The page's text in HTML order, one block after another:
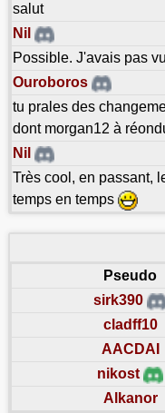
salut
Nil
Possible. J'avais pas
Ouroboros
tu prales des
dont morgan12 à
Nil
Très cool, en passant,
temps en temps
Pseudo
sirk390
cladff10
AACDAI
nikost
Alkanor